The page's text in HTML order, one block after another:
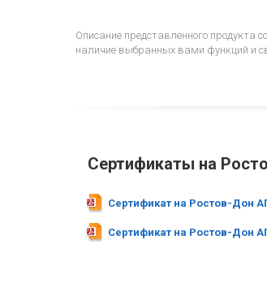
Описание представленного продукта
наличие выбранных вами функций и
Сертификаты на
Сертификат на Ростов-Дон
Сертификат на Ростов-Дон